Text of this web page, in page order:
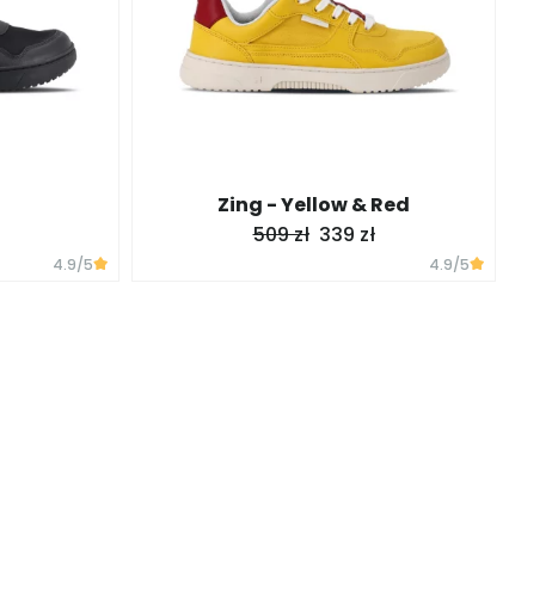
4.9/5
Zing - Yellow & Red
509 zł 339 zł
4.9/5